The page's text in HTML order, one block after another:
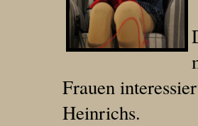
Frauen
Heinrichs.